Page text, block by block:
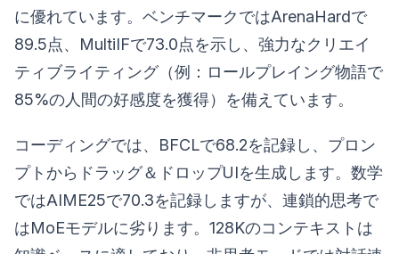
に優れています。ベンチマークではArenaHardで
89.5点、MultiIFで73.0点を示し、強力なクリエイ
ティブライティング（例：ロールプレイング物語で
85%の人間の好感度を獲得）を備えています。
コーディングでは、BFCLで68.2を記録し、プロン
プトからドラッグ＆ドロップUIを生成します。数学
ではAIME25で70.3を記録しますが、連鎖的思考で
はMoEモデルに劣ります。128Kのコンテキストは